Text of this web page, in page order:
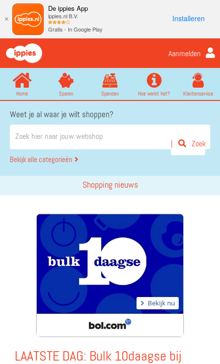
×
De ippies App
ippies.nl B.V.
Gratis - In Google Play
Installeren
Aanmelden
Home Sparen Spenden Hoe werkt het? Klantenservice
Weet je al waar je wilt shoppen?
Bekijk alle categorieën
Zoek
Shopping nieuws
LAATSTE DAG: Bulk 10daagse bij